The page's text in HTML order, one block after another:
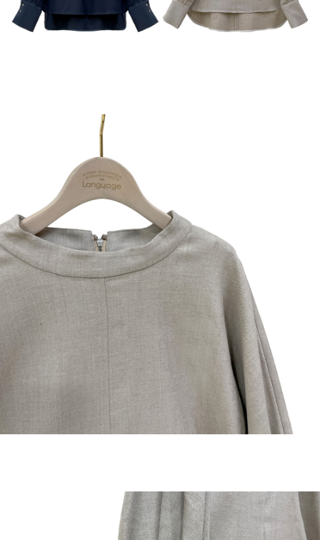
是否繳費成功／繳費後需取消欲退款等相關疑問，請聯繫「AFTEE先享後付
客戶支援中心」https://netprotections.freshdesk.com/support/home
３．未成年的使用者請事先徵得法定代理人或監護人之同意方可使用
「AFTEE先享後付」，若未經同意申辦者引起之損失，本公司不負相關責
４．使用「AFTEE先享後付」時，將依據個別帳號之用戶狀況，依本公司即
時審查核予不同之上限額度；若仍有額度不足之情形，本公司將視審查結果
請求用戶進行身份認證。
５．嚴禁一人註冊多個帳號或使用他人資訊註冊。若發現惡意使用之情形，
恩沛科技股份有限公司將有權停止該用戶之使用額度並採取法律行動。
宅配-滿2000元免運
每筆NT$120，滿NT$2,000(含以上)免運費